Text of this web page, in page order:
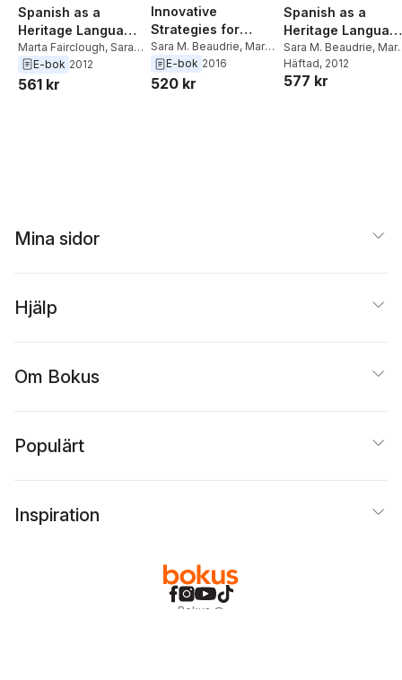
Spanish as a
Heritage Language
in the United States
Marta Fairclough, Sara
M. Beaudrie
E-bok 2012
561 kr
Innovative
Strategies for
Heritage Language
Teaching
Sara M. Beaudrie, Marta
Fairclough
E-bok 2016
520 kr
Spanish as a
Heritage
in the United
Sara M. Beaudrie,
Fairclough
Häftad, 2012
577 kr
Mina sidor
Hjälp
Om Bokus
Populärt
Inspiration
Bokus @